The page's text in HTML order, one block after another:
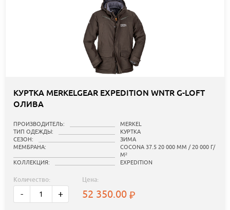
КУРТКА MERKELGEAR EXPEDITION WNTR G-LOFT
ОЛИВА
ПРОИЗВОДИТЕЛЬ:
MERKEL
ТИП ОДЕЖДЫ:
КУРТКА
СЕЗОН:
ЗИМА
МЕМБРАНА:
COCONA 37.5 20 000 ММ / 20 000 Г/
М²
КОЛЛЕКЦИЯ:
EXPEDITION
Количество:
- +
Цена:
52 350.00